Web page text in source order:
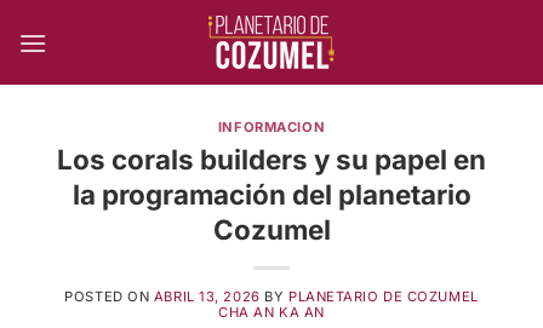
INFORMACION
Los corals builders y su papel en
la programación del planetario
Cozumel
POSTED ON ABRIL 13, 2026 BY PLANETARIO DE COZUMEL
CHA AN KA AN